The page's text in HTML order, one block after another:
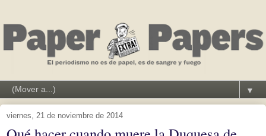
▼
viernes, 21 de noviembre de 2014